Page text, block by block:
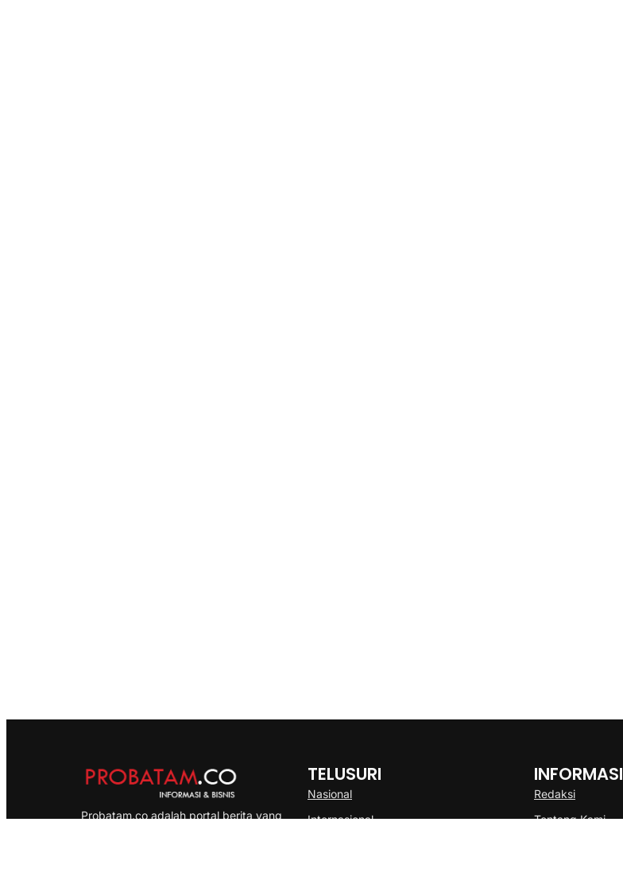
Probatam.co adalah portal berita yang
TELUSURI
Nasional
Internasional
INFORMASI
Redaksi
Tentang Kami